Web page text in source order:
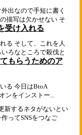
出なので手短に書く
描写は欠かせない そ
受け入れる
る そして、これを人
ろなところで殺伐と
もらうためのア
る 今日はBtoA
ンをインストー...
新するネタがないとい
ってSNSをつなご